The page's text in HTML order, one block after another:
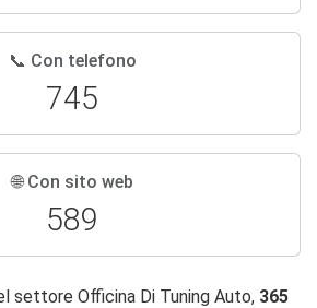
📞 Con telefono
745
🌐 Con sito web
589
settore Officina Di Tuning Auto, 365